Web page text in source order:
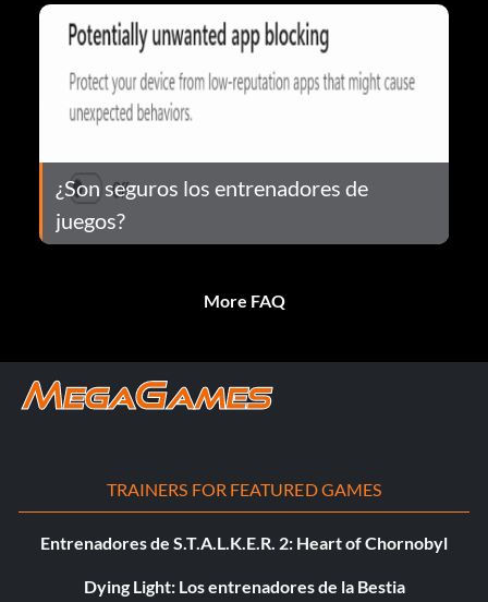
¿Son seguros los entrenadores de
juegos?
More FAQ
TRAINERS FOR FEATURED GAMES
Entrenadores de S.T.A.L.K.E.R. 2: Heart of Chornobyl
Dying Light: Los entrenadores de la Bestia